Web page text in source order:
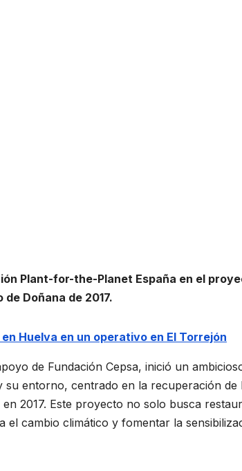
Plant-for-the-Planet España en el
Doñana de 2017.
Huelva en un operativo en El Torrejón
de Fundación Cepsa, inició un
entorno, centrado en la recuperación de
2017. Este proyecto no solo busca
cambio climático y fomentar la